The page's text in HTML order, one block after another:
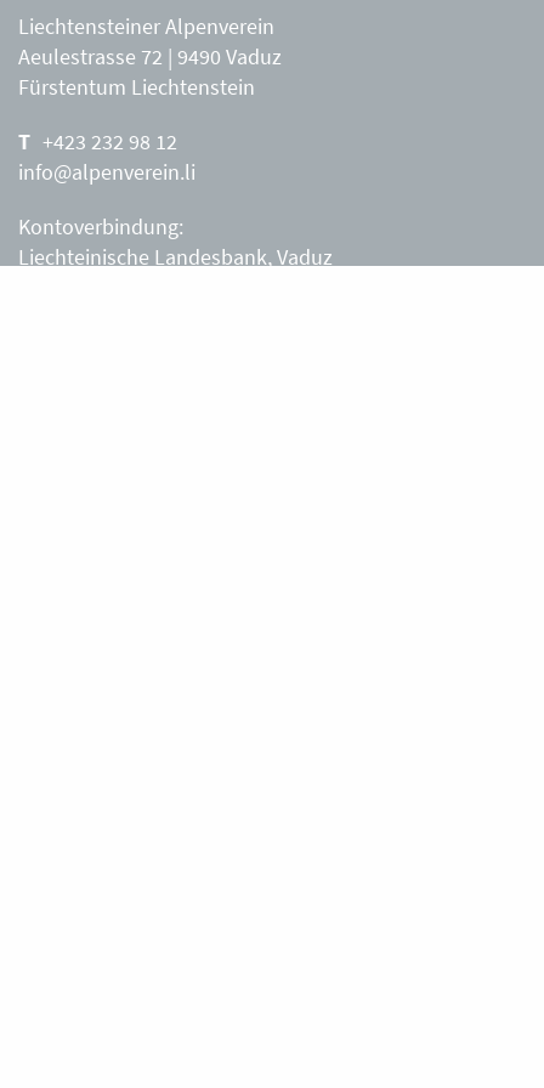
Liechtensteiner Alpenverein
Aeulestrasse 72 | 9490 Vaduz
Fürstentum Liechtenstein
+423 232 98 12
info@alpenverein.li
Kontoverbindung:
Liechteinische Landesbank, Vaduz